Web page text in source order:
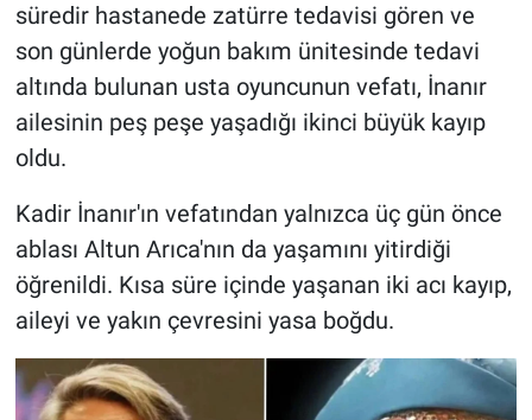
süredir hastanede zatürre tedavisi gören ve
son günlerde yoğun bakım ünitesinde tedavi
altında bulunan usta oyuncunun vefatı, İnanır
ailesinin peş peşe yaşadığı ikinci büyük kayıp
oldu.
Kadir İnanır'ın vefatından yalnızca üç gün önce
ablası Altun Arıca'nın da yaşamını yitirdiği
öğrenildi. Kısa süre içinde yaşanan iki acı kayıp,
aileyi ve yakın çevresini yasa boğdu.
POLİTİKA
MAGAZİN
Bilim, Teknoloji